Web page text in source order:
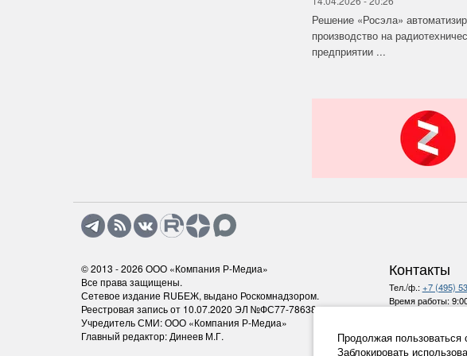
Решение «Росэла»
производство на
предприятии ...
© 2013 - 2026 ООО «Компания Р-Медиа»
Все права защищены.
Сетевое издание RUБЕЖ, выдано Роскомнадзором.
Реестровая запись от 10.07.2020 ЭЛ №ФС77-78638
Учредитель СМИ: ООО «Компания Р-Медиа»
Главный редактор: Динеев М.Г.
Контакты
Тел./ф.:+7 (495)
Время работы:
Политика
Продолжая пользоваться
Заблокировать